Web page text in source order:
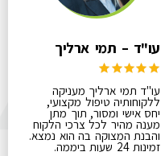
עו"ד – תמי ארליך
עו"ד תמי ארליך מעניקה
ללקוחותיה טיפול מקצועי,
יחס אישי ומסור, תוך מתן
מענה מהיר לכל צרכי הלקוח
והבנת המצוקה בה הוא נמצא.
זמינות 24 שעות ביממה.